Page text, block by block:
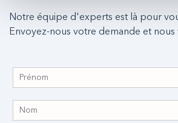
Notre équipe d'experts est là pour
Envoyez-nous votre demande et